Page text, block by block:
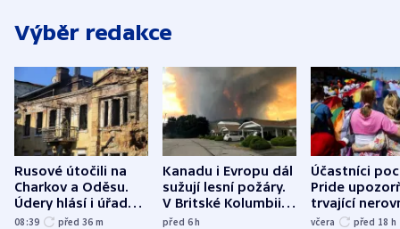
Výběr redakce
Rusové útočili na
Charkov a Oděsu.
Údery hlásí i úřady v
Bělgorodu
08:39 před 36 m
Kanadu i Evropu dál
sužují lesní požáry.
V Britské Kolumbii
evakuovali tisíce lidí
před 6h
Účastníci
Pride
trvající
včera před 18 h